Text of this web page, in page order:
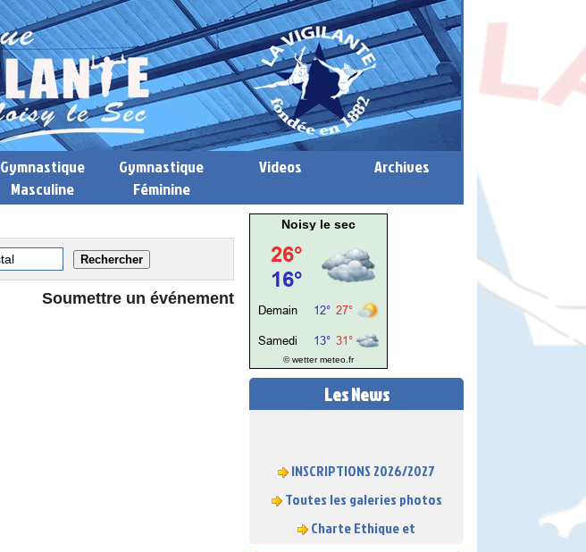
Gymnastique
Masculine
Gymnastique
Féminine
Videos Archives
Soumettre un événement
Noisy le sec
© wetter meteo.fr
Les News
INSCRIPTIONS 2026/2027
Toutes les galeries photos
Charte Ethique et
Déontologique